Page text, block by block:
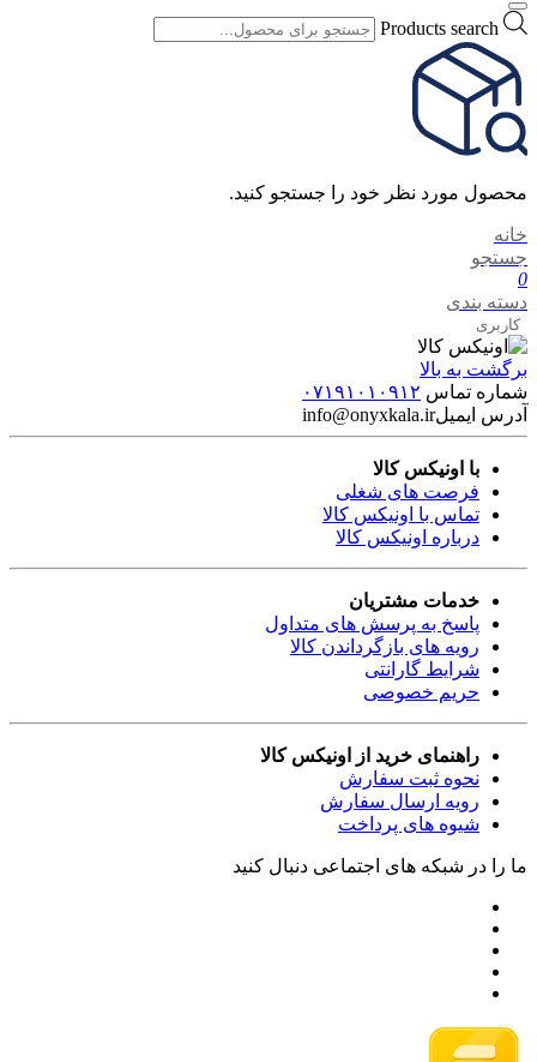
Products search
محصول مورد نظر خود را جستجو کنید.
خانه
جستجو
0
دسته بندی
کاربری
برگشت به بالا
شماره تماس ۰۷۱۹۱۰۱۰۹۱۲
آدرس ایمیلinfo@onyxkala.ir
با اونیکس کالا
فرصت های شغلی
تماس با اونیکس کالا
درباره اونیکس کالا
خدمات مشتریان
پاسخ به پرسش های متداول
رویه های بازگرداندن کالا
شرایط گارانتی
حریم خصوصی
راهنمای خرید از اونیکس کالا
نحوه ثبت سفارش
رویه ارسال سفارش
شیوه های پرداخت
ما را در شبکه های اجتماعی دنبال کنید